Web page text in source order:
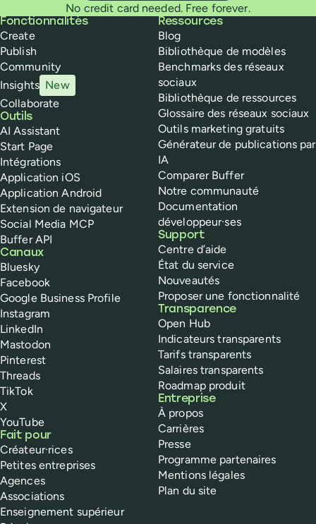
No credit card needed. Free forever.
Buffer
Fonctionnalités
Create
Publish
Community
Insights New
Collaborate
Outils
AI Assistant
Start Page
Intégrations
Application iOS
Application Android
Extension de navigateur
Social Media MCP
Buffer API
Canaux
Bluesky
Facebook
Google Business Profile
Instagram
LinkedIn
Mastodon
Pinterest
Threads
TikTok
X
YouTube
Fait pour
Créateur·rices
Petites entreprises
Agences
Associations
Enseignement supérieur
Ressources
Blog
Bibliothèque de modèles
Benchmarks des réseaux
sociaux
Bibliothèque de ressources
Glossaire des réseaux sociaux
Outils marketing gratuits
Générateur de publications par
IA
Comparer Buffer
Notre communauté
Documentation
développeur·ses
Support
Centre d’aide
État du service
Nouveautés
Proposer une fonctionnalité
Transparence
Open Hub
Indicateurs transparents
Tarifs transparents
Salaires transparents
Roadmap produit
Entreprise
À propos
Carrières
Presse
Programme partenaires
Mentions légales
Plan du site